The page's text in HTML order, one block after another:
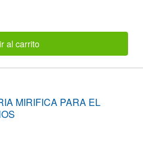
al carrito
MIRIFICA PARA EL